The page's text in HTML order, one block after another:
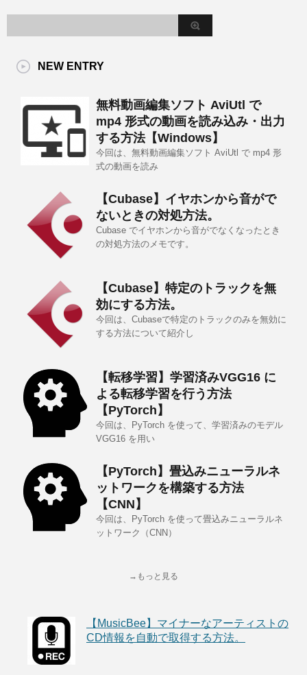
NEW ENTRY
無料動画編集ソフト AviUtl で
mp4 形式の動画を読み込み・出力
する方法【Windows】
今回は、無料動画編集ソフト AviUtl で mp4 形
式の動画を読み
【Cubase】イヤホンから音がで
ないときの対処方法。
Cubase でイヤホンから音がでなくなったとき
の対処方法のメモです。
【Cubase】特定のトラックを無
効にする方法。
今回は、Cubaseで特定のトラックのみを無効に
する方法について紹介し
【転移学習】学習済みVGG16 に
よる転移学習を行う方法
【PyTorch】
今回は、PyTorch を使って、学習済みのモデル
VGG16 を用い
【PyTorch】畳込みニューラルネ
ットワークを構築する方法
【CNN】
今回は、PyTorch を使って畳込みニューラルネ
ットワーク（CNN）
→もっと見る
【MusicBee】マイナーなアーティストの
CD情報を自動で取得する方法。